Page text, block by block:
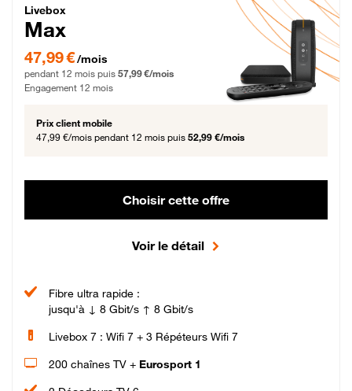
Livebox Max Fibre
Livebox
Max
47,99 € par mois pendant 12 mois puis 57,99 € par mois, Engagement 12 mois
47,99 €/mois
pendant 12 mois puis 57,99 €/mois
Engagement 12 mois
Prix client mobile
47,99 €/mois pendant 12 mois puis 52,99 €/mois
Choisir cette offre
Voir le détail
Fibre ultra rapide :
jusqu'à ↓ 8 Gbit/s ↑ 8 Gbit/s
Livebox 7 : Wifi 7 + 3 Répéteurs Wifi 7
200 chaînes TV + Eurosport 1